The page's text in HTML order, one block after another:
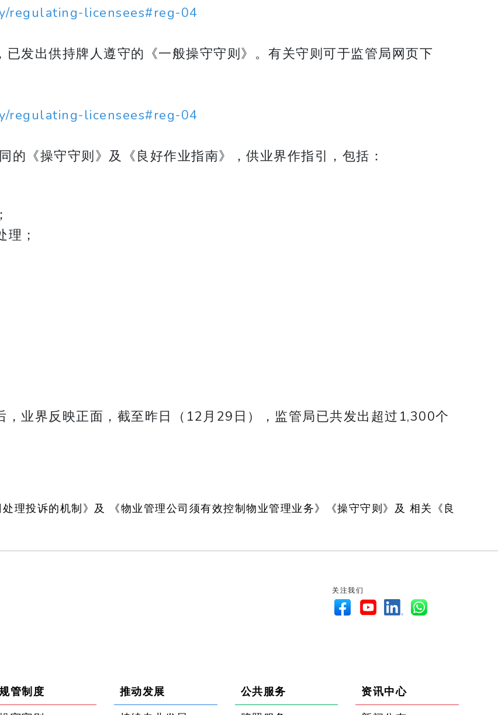
regulating-licensees#reg-04
发出供持牌人遵守的《一般操守守则》。有关守则可于监管局网页下
regulating-licensees#reg-04
的《操守守则》及《良好作业指南》，供业界作指引，包括：
；
业界反映正面，截至昨日（12月29日），监管局已共发出超过1,300个
理投诉的机制》及 《物业管理公司须有效控制物业管理业务》《操守守则》及 相关《良
关注我们
管制度
推动发展
公共服务
资讯中心